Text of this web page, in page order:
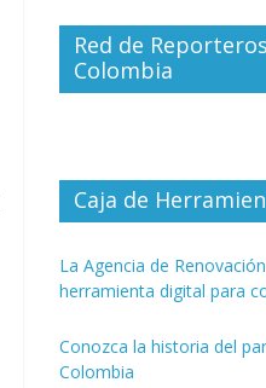
Red de
Colombia
Caja de
La Agencia de
herramienta digital para
Conozca la historia del
Colombia